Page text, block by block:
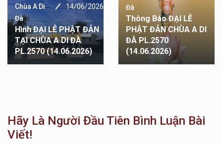
Chùa A Di
Đà
14/06/2026
Hình ĐẠI LỄ PHẬT ĐẢN
TẠI CHÙA A DI ĐÀ
PL.2570 (14.06.2026)
Đà
Thông Báo ĐẠI LỄ
PHẬT ĐẢN CHÙA A DI
ĐÀ PL.2570
(14.06.2026)
Hãy Là Người Đầu Tiên Bình Luận Bài
Viết!